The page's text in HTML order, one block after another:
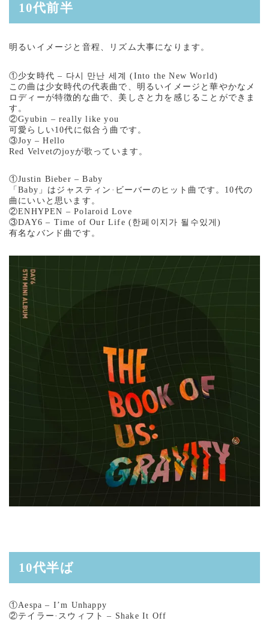
10代前半
明るいイメージと音程、リズム大事になります。
①少女時代 – 다시 만난 세계 (Into the New World)
この曲は少女時代の代表曲で、明るいイメージと華やかなメ
ロディーが特徴的な曲で、美しさと力を感じることができま
す。
②Gyubin – really like you
可愛らしい10代に似合う曲です。
③Joy – Hello
Red Velvetのjoyが歌っています。
①Justin Bieber – Baby
「Baby」はジャスティン·ビーバーのヒット曲です。10代の
曲にいいと思います。
②ENHYPEN – Polaroid Love
③DAY6 – Time of Our Life (한페이지가 될수있게)
有名なバンド曲です。
10代半ば
①Aespa – I’m Unhappy
②テイラー·スウィフト – Shake It Off